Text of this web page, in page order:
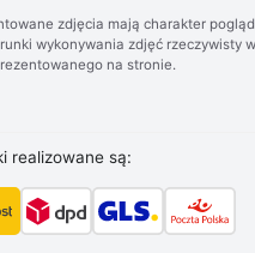
zdjęcia mają charakter
wykonywania zdjęć rzeczywisty
na stronie.
realizowane są: